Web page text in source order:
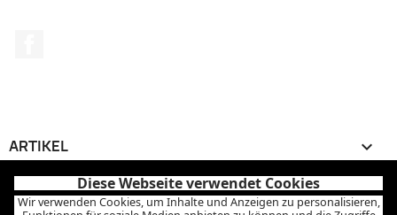
ARTIKEL 
UNTERNEHMEN 
Diese Webseite verwendet Cookies
Wir verwenden Cookies, um Inhalte und Anzeigen zu personalisieren,